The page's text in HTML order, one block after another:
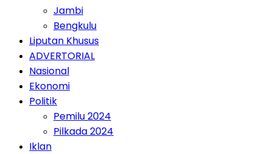
Jambi
Bengkulu
Liputan Khusus
ADVERTORIAL
Nasional
Ekonomi
Politik
Pemilu 2024
Pilkada 2024
Iklan